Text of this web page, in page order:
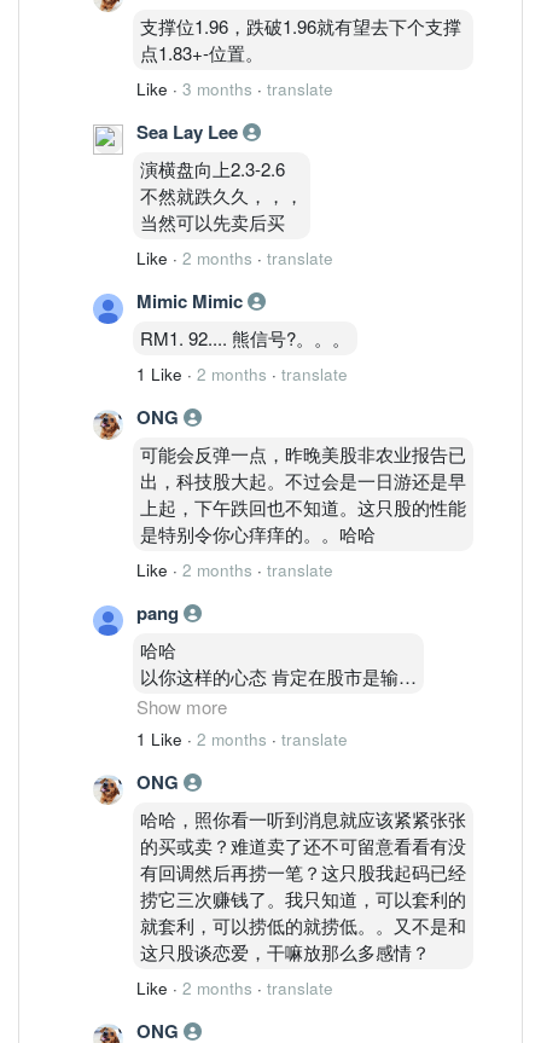
支撑位1.96，跌破1.96就有望去下个支撑
点1.83+-位置。
Like · 3 months · translate
Sea Lay Lee
演横盘向上2.3-2.6
不然就跌久久，，，
当然可以先卖后买
Like · 2 months · translate
Mimic Mimic
RM1. 92.... 熊信号?。。。
1 Like · 2 months · translate
ONG
可能会反弹一点，昨晚美股非农业报告已
出，科技股大起。不过会是一日游还是早
上起，下午跌回也不知道。这只股的性能
是特别令你心痒痒的。。哈哈
Like · 2 months · translate
pang
哈哈
以你这样的心态 肯定在股市是输家
卖了老盯着不放
到下了也不敢买
就讲些有的没的
哈哈哈
股市就缺你这样的人才
确定你是输家
哈哈哈
心态很重要但你缺没有
哈哈
Show more
1 Like · 2 months · translate
ONG
哈哈，照你看一听到消息就应该紧紧张张
的买或卖？难道卖了还不可留意看看有没
有回调然后再捞一笔？这只股我起码已经
捞它三次赚钱了。我只知道，可以套利的
就套利，可以捞低的就捞低。。又不是和
这只股谈恋爱，干嘛放那么多感情？
Like · 2 months · translate
ONG